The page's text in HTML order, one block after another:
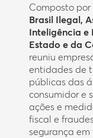
Composto
Brasil Ilegal,
Inteligência e
Estado e da
reuniu
entidades de
públicas das
consumidor e
ações e
fiscal e
segurança